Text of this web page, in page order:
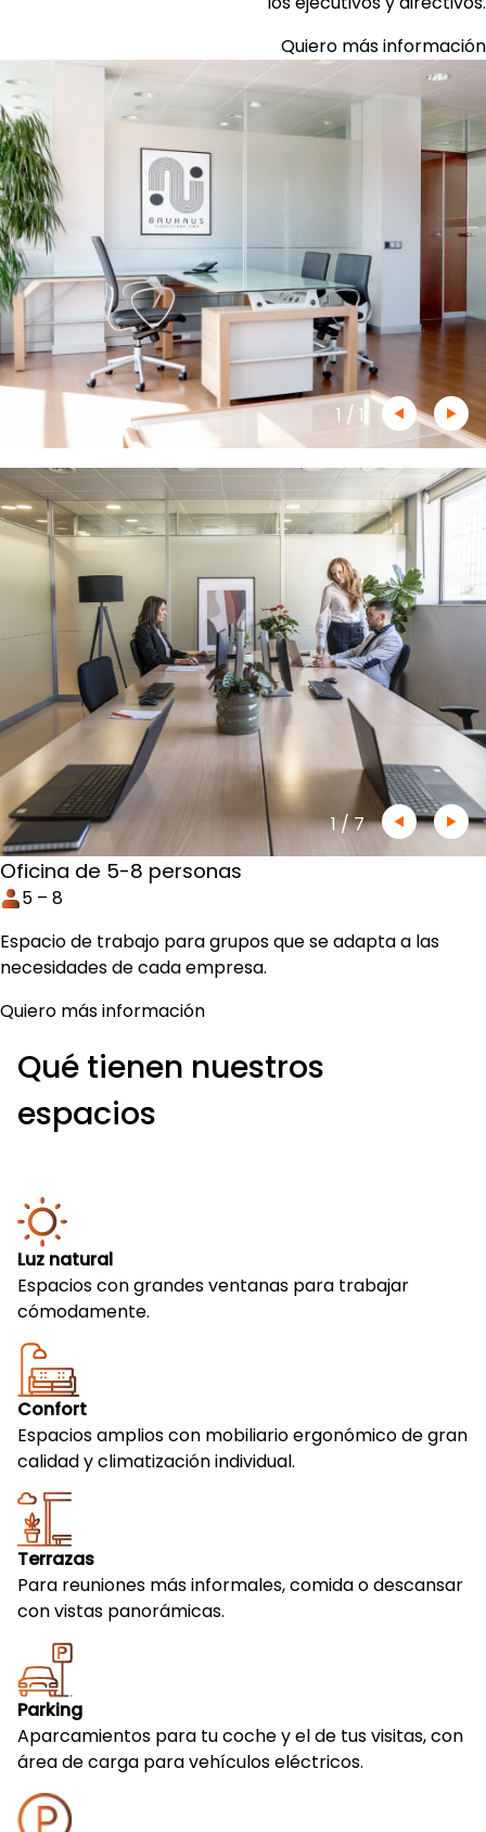
Quiero más información
1 / 1
1/7
Oficina de 5-8 personas
5 – 8
Espacio de trabajo para grupos que se adapta a las
necesidades de cada empresa.
Quiero más información
Qué tienen nuestros
espacios
Luz natural
Espacios con grandes ventanas para trabajar
cómodamente.
Confort
Espacios amplios con mobiliario ergonómico de gran
calidad y climatización individual.
Terrazas
Para reuniones más informales, comida o descansar
con vistas panorámicas.
Parking
Aparcamientos para tu coche y el de tus visitas, con
área de carga para vehículos eléctricos.